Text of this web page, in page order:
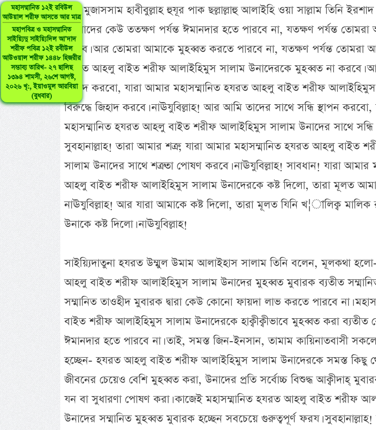
মহাসম্মানিত ১২ই রবিউল
আউয়াল শরীফ আসতে আর মাত্র
মহাপবিত্র ও মহাসম্মানিত
সাইয়্যিদু সাইয়্যিদিল আ’দাদ
শরীফ পবিত্র ১২ই রবীউল
আউওয়াল শরীফ ১৪৪৮ হিজরীর
সম্ভাব্য তারিখ- ২৭ ছালিছ
১৩৯৪ শামসী, ২৬শে আগস্ট,
২০২৬ খৃ:, ইয়াওমুল আরবিয়া
(বুধবার)
নূরে মুজাসসাম হাবীবুল্লাহ হুযূর পাক ছল্লাল্লাহু আলাইহি ওয়া সাল্লাম তিনি
তোমাদের কেউ ততক্ষণ পর্যন্ত ঈমানদার হতে পারবে না, যতক্ষণ পর্যন্ত
করবে। আর তোমরা আমাকে মুহব্বত করতে পারবে না, যতক্ষণ পর্যন্ত তোমরা
হযরত আহলু বাইত শরীফ আলাইহিমুস সালাম উনাদেরকে মুহব্বত না করবে।
জিহাদ করবো, যারা আমার মহাসম্মানিত হযরত আহলু বাইত শরীফ
বিরুদ্ধে জিহাদ করবে। নাঊযুবিল্লাহ! আর আমি তাদের সাথে সন্ধি স্থাপন
মহাসম্মানিত হযরত আহলু বাইত শরীফ আলাইহিমুস সালাম উনাদের সাথে সন্ধি
সুবহানাল্লাহ! তারা আমার শত্রু, যারা আমার মহাসম্মানিত হযরত আহলু বাইত
সালাম উনাদের সাথে শত্রুতা পোষণ করবে। নাঊযুবিল্লাহ! সাবধান! যারা আমার
আহলু বাইত শরীফ আলাইহিমুস সালাম উনাদেরকে কষ্ট দিলো, তারা মূলত
নাঊযুবিল্লাহ! আর যারা আমাকে কষ্ট দিলো, তারা মূলত যিনি খ¦ালিক্ব
উনাকে কষ্ট দিলো। নাঊযুবিল্লাহ!
সাইয়্যিদাতুনা হযরত উম্মুল উমাম আলাইহাস সালাম তিনি বলেন, মূলকথা
আহলু বাইত শরীফ আলাইহিমুস সালাম উনাদের মুহব্বত মুবারক ব্যতীত
সম্মানিত তাওহীদ মুবারক দ্বারা কেউ কোনো ফায়দা লাভ করতে পারবে না।
বাইত শরীফ আলাইহিমুস সালাম উনাদেরকে হাক্বীক্বীভাবে মুহব্বত করা ব্যতীত
ঈমানদার হতে পারবে না। তাই, সমস্ত জিন-ইনসান, তামাম কায়িনাতবাসী
হচ্ছেন- হযরত আহলু বাইত শরীফ আলাইহিমুস সালাম উনাদেরকে সমস্ত কিছু
জীবনের চেয়েও বেশি মুহব্বত করা, উনাদের প্রতি সর্বোচ্চ বিশুদ্ধ আক্বীদাহ্
যন বা সুধারণা পোষণ করা। কাজেই মহাসম্মানিত হযরত আহলু বাইত শরীফ
উনাদের সম্মানিত মুহব্বত মুবারক হচ্ছেন সবচেয়ে গুরুত্বপূর্ণ ফরয। সুবহানাল্লাহ!